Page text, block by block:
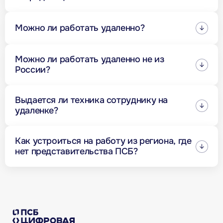
всеми сопутствующими льготами для ИТ-
Можно ли работать удаленно?
зависит от вашей должности и проектов
Можно ли работать удаленно не из
России?
необходимо находиться в РФ
Выдается ли техника сотруднику на
удаленке?
Как устроиться на работу из региона, где
нет представительства ПСБ?